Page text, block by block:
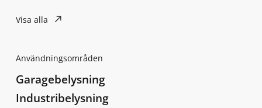
Visa alla
Användningsområden
Garagebelysning
Industribelysning